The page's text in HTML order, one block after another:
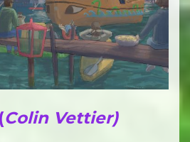
Colin Vettier)